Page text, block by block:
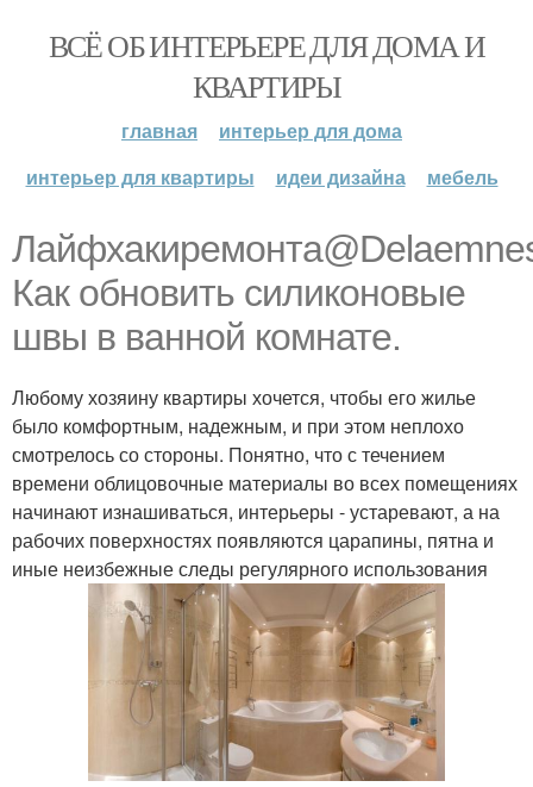
ВСЁ ОБ ИНТЕРЬЕРЕ ДЛЯ ДОМА И
КВАРТИРЫ
главная
интерьер для дома
интерьер для квартиры
идеи дизайна мебель
Как обновить силиконовые
швы в ванной комнате.
Любому хозяину квартиры хочется, чтобы его жилье
было комфортным, надежным, и при этом неплохо
смотрелось со стороны. Понятно, что с течением
времени облицовочные материалы во всех помещениях
начинают изнашиваться, интерьеры - устаревают, а на
рабочих поверхностях появляются царапины, пятна и
иные неизбежные следы регулярного использования